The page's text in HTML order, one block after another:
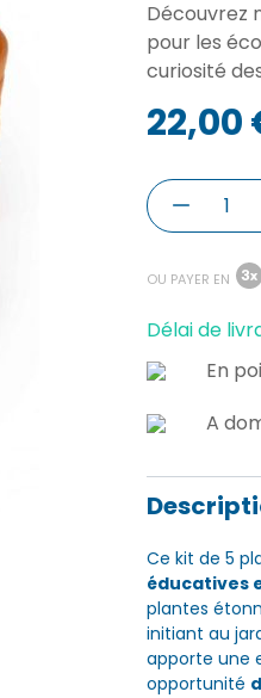
Découvrez
pour les
curiosité
22,00
OU PAYER EN
Délai de
En
A
Ce kit de 5
éducatives
plantes
initiant au
apporte une
opportunité